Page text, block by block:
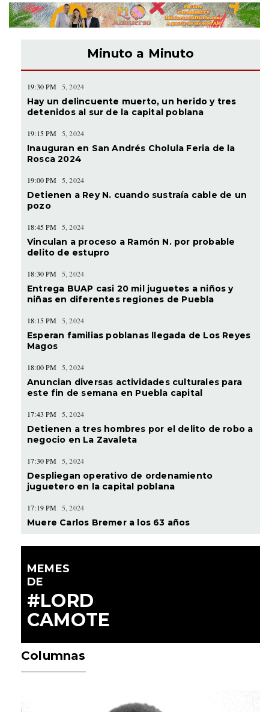
Minuto a Minuto
19:30 PM 5, 2024
Hay un delincuente muerto, un herido y tres
detenidos al sur de la capital poblana
19:15 PM 5, 2024
Inauguran en San Andrés Cholula Feria de la
Rosca 2024
19:00 PM 5, 2024
Detienen a Rey N. cuando sustraía cable de un
pozo
18:45 PM 5, 2024
Vinculan a proceso a Ramón N. por probable
delito de estupro
18:30 PM 5, 2024
Entrega BUAP casi 20 mil juguetes a niños y
niñas en diferentes regiones de Puebla
18:15 PM 5, 2024
Esperan familias poblanas llegada de Los Reyes
Magos
18:00 PM 5, 2024
Anuncian diversas actividades culturales para
este fin de semana en Puebla capital
17:43 PM 5, 2024
Detienen a tres hombres por el delito de robo a
negocio en La Zavaleta
17:30 PM 5, 2024
Despliegan operativo de ordenamiento
juguetero en la capital poblana
17:19 PM 5, 2024
Muere Carlos Bremer a los 63 años
MEMES
DE
#LORD
CAMOTE
Columnas